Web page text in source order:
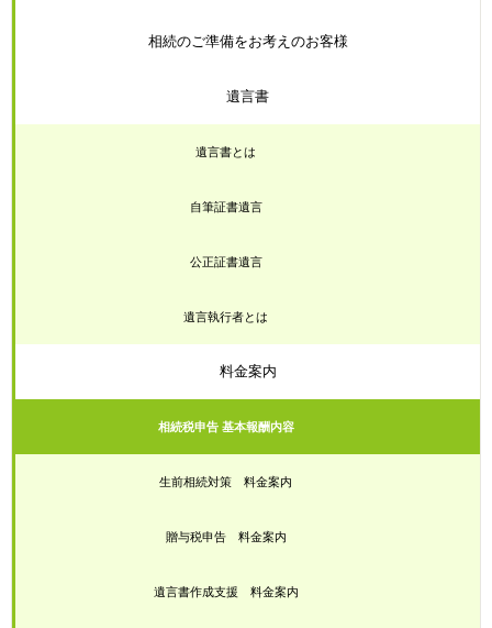
相続のご準備をお考えのお客様
遺言書
遺言書とは
自筆証書遺言
公正証書遺言
遺言執行者とは
料金案内
相続税申告 基本報酬内容
生前相続対策 料金案内
贈与税申告 料金案内
遺言書作成支援 料金案内